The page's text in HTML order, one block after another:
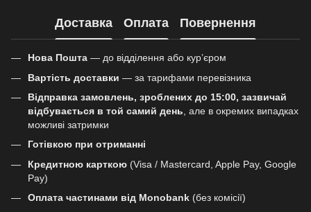
Доставка Оплата Повернення
Нова Пошта — до відділення або кур’єром
Вартість доставки — за тарифами перевізника
Відправка замовлень, зроблених до 15:00, зазвичай
відбувається в той самий день , але в окремих випадках
можливі затримки
Готівкою при отриманні
Кредитною карткою (Visa / Mastercard, Apple Pay, Google
Pay)
Оплата частинами від Monobank (без комісії)